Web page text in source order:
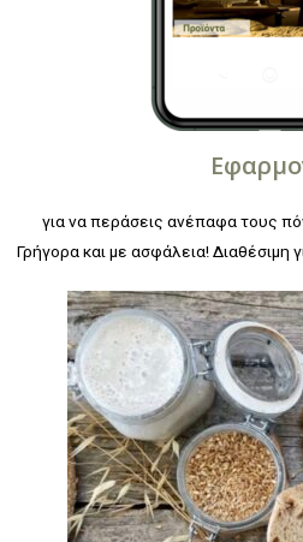
για να περάσεις ανέπαφα τους
Γρήγορα και με ασφάλεια! Διαθέσιμη